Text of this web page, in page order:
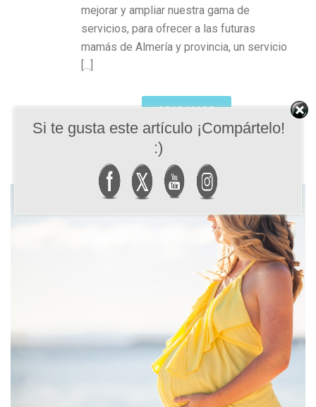
mejorar y ampliar nuestra gama de
servicios, para ofrecer a las futuras
mamás de Almería y provincia, un servicio
[...]
READ MORE
Si te gusta este artículo ¡Compártelo!
:)